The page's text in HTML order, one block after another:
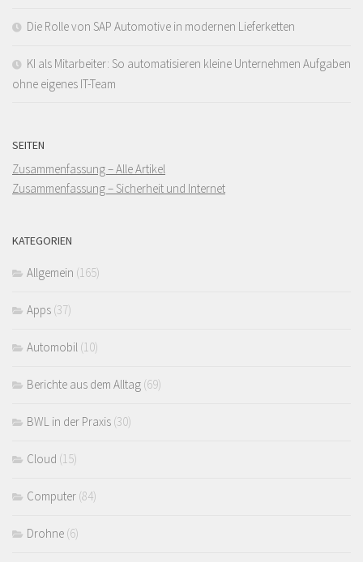
Die Rolle von SAP Automotive in modernen Lieferketten
KI als Mitarbeiter: So automatisieren kleine Unternehmen Aufgaben
ohne eigenes IT-Team
SEITEN
Zusammenfassung – Alle Artikel
Zusammenfassung – Sicherheit und Internet
KATEGORIEN
Allgemein (165)
Apps (37)
Automobil (10)
Berichte aus dem Alltag (69)
BWL in der Praxis (30)
Cloud (15)
Computer (84)
Drohne (6)